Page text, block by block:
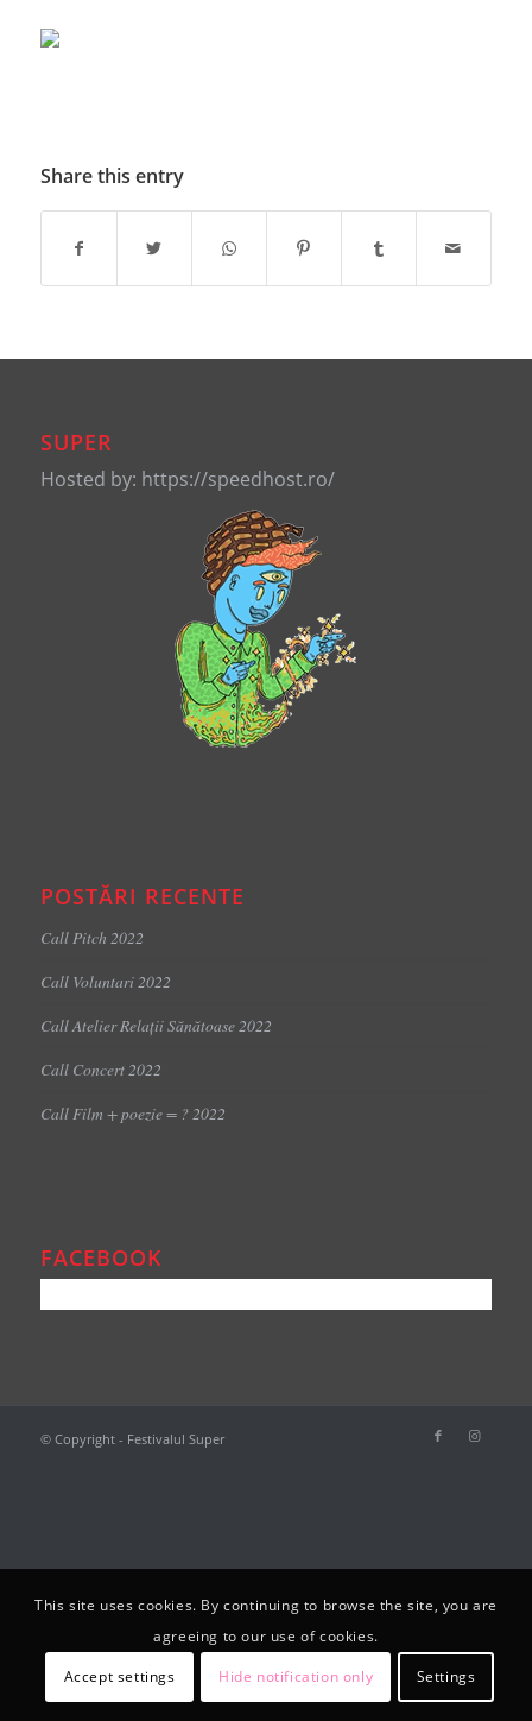
Share this entry
SUPER
Hosted by: https://speedhost.ro/
POSTĂRI RECENTE
Call Pitch 2022
Call Voluntari 2022
Call Atelier Relații Sănătoase 2022
Call Concert 2022
Call Film + poezie = ? 2022
FACEBOOK
© Copyright - Festivalul Super
This site uses cookies. By continuing to browse the site, you are
agreeing to our use of cookies.
Accept settings Hide notification only Settings